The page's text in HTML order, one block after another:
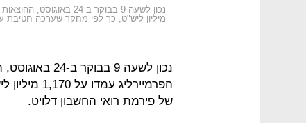
מיליון ליש"ט, כך לפי מחקר שערכה חטיבת
נכון לשעה 9
של פירמת רואי החשבון דלויט.